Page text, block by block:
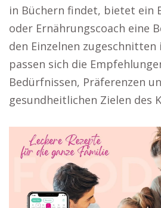
in Büchern findet, bietet ein
oder Ernährungscoach eine
den Einzelnen zugeschnitten
passen sich die
Bedürfnissen, Präferenzen
gesundheitlichen Zielen des